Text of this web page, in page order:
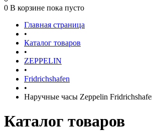
0 В корзине пока пусто
Главная страница
•
Каталог товаров
•
ZEPPELIN
•
Fridrichshafen
•
Наручные часы Zeppelin
Каталог товаров